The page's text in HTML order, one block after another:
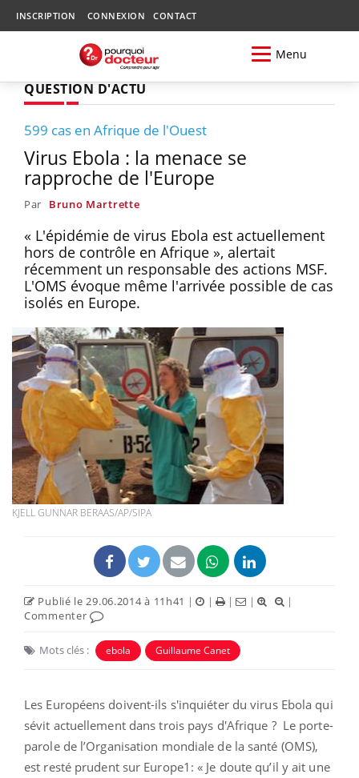
INSCRIPTION CONNEXION CONTACT
Menu
QUESTION D'ACTU
599 cas en Afrique de l'Ouest
Virus Ebola : la menace se
rapproche de l'Europe
Par Bruno Martrette
« L'épidémie de virus Ebola est actuellement
hors de contrôle en Afrique », alertait
récemment un responsable des actions MSF.
L'OMS évoque même l'arrivée possible de cas
isolés en Europe.
KJELL GUNNAR BERAAS/AP/SIPA
Publié le 29.06.2014 à 11h41 | | | |
|
Commenter
Mots clés : ebola Guillaume Canet
Les Européens doivent-ils s'inquiéter du virus Ebola qui
sévit actuellement dans trois pays d'Afrique ? Le porte-
parole de l’Organisation mondiale de la santé (OMS),
est resté prudent sur Europe1: « Je doute qu’il y ait une